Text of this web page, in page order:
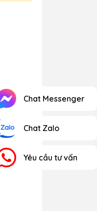
Chat Messenger
Chat Zalo
Yêu cầu tư vấn